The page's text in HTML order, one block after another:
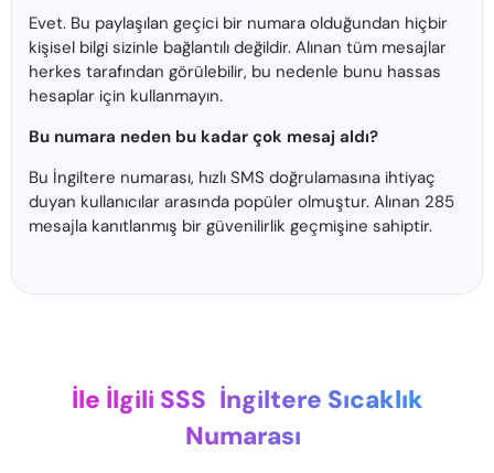
Evet. Bu paylaşılan geçici bir numara olduğundan hiçbir
kişisel bilgi sizinle bağlantılı değildir. Alınan tüm mesajlar
herkes tarafından görülebilir, bu nedenle bunu hassas
hesaplar için kullanmayın.
Bu numara neden bu kadar çok mesaj aldı?
Bu İngiltere numarası, hızlı SMS doğrulamasına ihtiyaç
duyan kullanıcılar arasında popüler olmuştur. Alınan 285
mesajla kanıtlanmış bir güvenilirlik geçmişine sahiptir.
İle İlgili SSS İngiltere Sıcaklık
Numarası